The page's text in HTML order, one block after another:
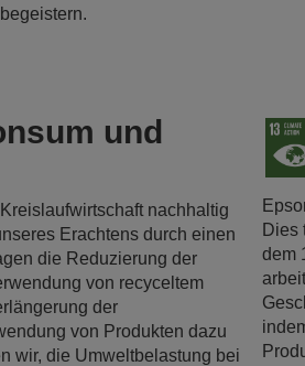
und
nachhaltig
Erachtens durch einen
die Reduzierung der
von recyceltem
der
von Produkten dazu
wir, die Umweltbelastung bei
Dies
dem